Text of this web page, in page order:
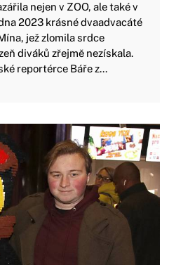
nejen v ZOO, ale také v
2023 krásné dvaadvacáté
jež zlomila srdce
diváků zřejmě nezískala.
reportérce Báře z...